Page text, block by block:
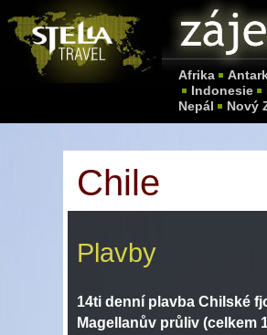
Afrika
Indonesie
Nepál
Nový
Chile
Plavby
14ti denní plavba Chilské
Magellanův průliv (celkem